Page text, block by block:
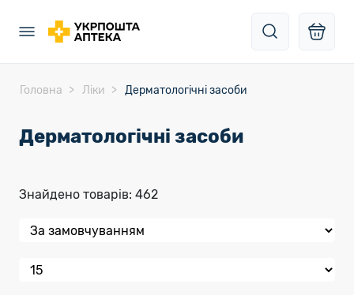
Головна Ліки Дерматологічні засоби
Дерматологічні засоби
Знайдено товарів: 462